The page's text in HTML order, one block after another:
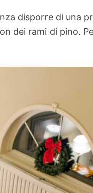
disporre di una
dei rami di pino.